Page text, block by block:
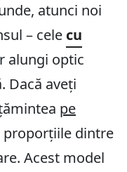
atunci noi
– cele cu
alungi optic
Dacă aveți
pe
proporțiile dintre
Acest model